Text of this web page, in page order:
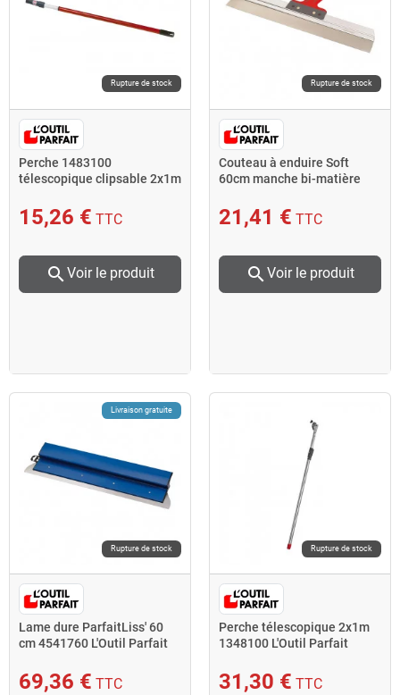
Rupture de stock
Perche 1483100
télescopique clipsable 2x1m
15,26 € TTC
search Voir le produit
Rupture de stock
Couteau à enduire Soft
60cm manche bi-matière
21,41 € TTC
search Voir le produit
Livraison gratuite
Rupture de stock
Lame dure ParfaitLiss' 60
cm 4541760 L'Outil Parfait
69,36 € TTC
Rupture de stock
Perche télescopique 2x1m
1348100 L'Outil Parfait
31,30 € TTC